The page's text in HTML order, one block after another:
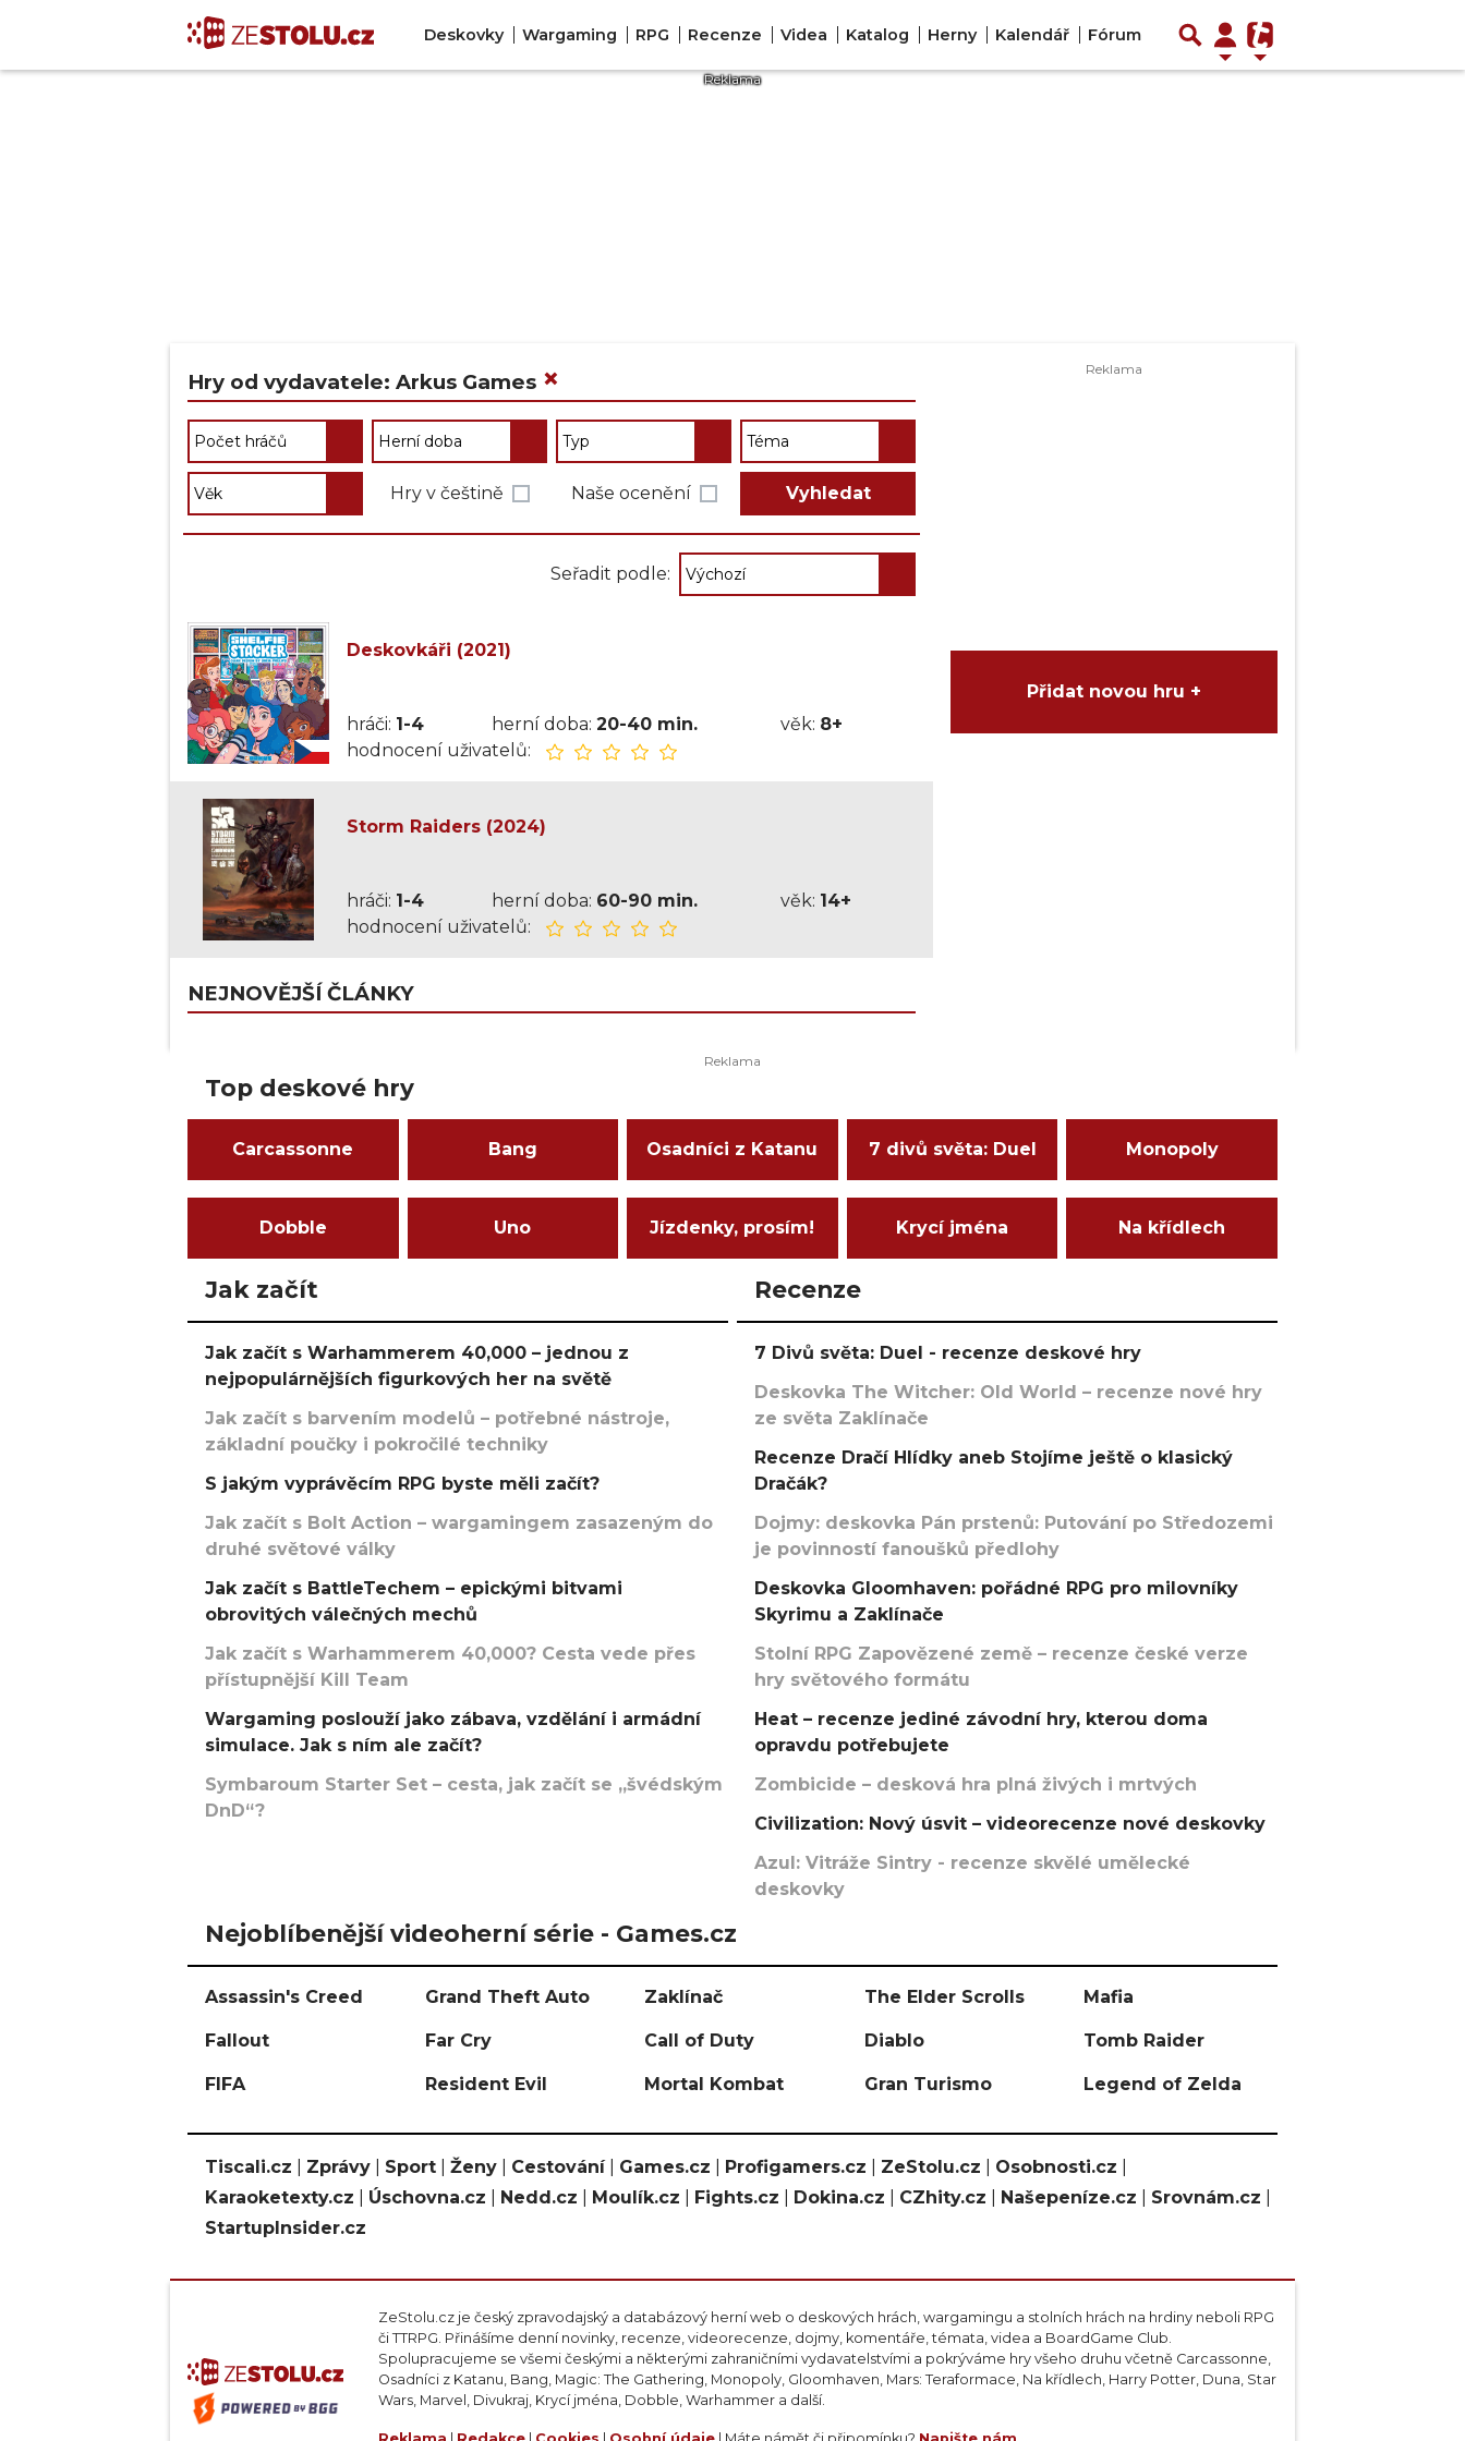
Deskovky Wargaming RPG Recenze Videa Katalog Herny Kalendář Fórum
Hry od vydavatele: Arkus Games ×
Hry v češtině Naše ocenění Vyhledat
Seřadit podle:
Deskovkáři (2021)
hráči: 1-4 herní doba: 20-40 min. věk: 8+
hodnocení uživatelů:
Storm Raiders (2024)
hráči: 1-4 herní doba: 60-90 min. věk: 14+
hodnocení uživatelů:
NEJNOVĚJŠÍ ČLÁNKY
Přidat novou hru +
Top deskové hry
Carcassonne Bang Osadníci z Katanu 7 divů světa: Duel Monopoly
Dobble Uno Jízdenky, prosím! Krycí jména Na křídlech
Jak začít
Jak začít s Warhammerem 40,000 – jednou z
nejpopulárnějších figurkových her na světě
Jak začít s barvením modelů – potřebné nástroje,
základní poučky i pokročilé techniky
S jakým vyprávěcím RPG byste měli začít?
Jak začít s Bolt Action – wargamingem zasazeným do
druhé světové války
Jak začít s BattleTechem – epickými bitvami
obrovitých válečných mechů
Jak začít s Warhammerem 40,000? Cesta vede přes
přístupnější Kill Team
Wargaming poslouží jako zábava, vzdělání i armádní
simulace. Jak s ním ale začít?
Symbaroum Starter Set – cesta, jak začít se „švédským
DnD“?
Recenze
7 Divů světa: Duel - recenze deskové hry
Deskovka The Witcher: Old World – recenze nové hry
ze světa Zaklínače
Recenze Dračí Hlídky aneb Stojíme ještě o klasický
Dračák?
Dojmy: deskovka Pán prstenů: Putování po Středozemi
je povinností fanoušků předlohy
Deskovka Gloomhaven: pořádné RPG pro milovníky
Skyrimu a Zaklínače
Stolní RPG Zapovězené země – recenze české verze
hry světového formátu
Heat – recenze jediné závodní hry, kterou doma
opravdu potřebujete
Zombicide – desková hra plná živých i mrtvých
Civilization: Nový úsvit – videorecenze nové deskovky
Azul: Vitráže Sintry - recenze skvělé umělecké
deskovky
Nejoblíbenější videoherní série - Games.cz
Assassin's Creed Grand Theft Auto Zaklínač The Elder Scrolls Mafia
Fallout Far Cry Call of Duty Diablo Tomb Raider
FIFA Resident Evil Mortal Kombat Gran Turismo Legend of Zelda
Tiscali.cz Zprávy Sport Ženy Cestování| Games.cz Profigamers.cz ZeStolu.cz Osobnosti.cz
Karaoketexty.cz
Úschovna.cz Nedd.cz Moulík.cz Fights.cz Dokina.cz CZhity.cz Našepeníze.cz Srovnám.cz
StartupInsider.cz
ZeStolu.cz je český zpravodajský a databázový herní web o deskových hrách, wargamingu a stolních hrách na hrdiny neboli RPG
či TTRPG. Přinášíme denní novinky, recenze, videorecenze, dojmy, komentáře, témata, videa a BoardGame Club.
Spolupracujeme se všemi českými a některými zahraničními vydavatelstvími a pokrýváme hry všeho druhu včetně Carcassonne,
Osadníci z Katanu, Bang, Magic: The Gathering, Monopoly, Gloomhaven, Mars: Teraformace, Na křídlech, Harry Potter, Duna, Star
Wars, Marvel, Divukraj, Krycí jména, Dobble, Warhammer a další.